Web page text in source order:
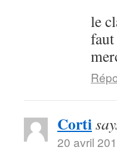
le
Corti
20 avril